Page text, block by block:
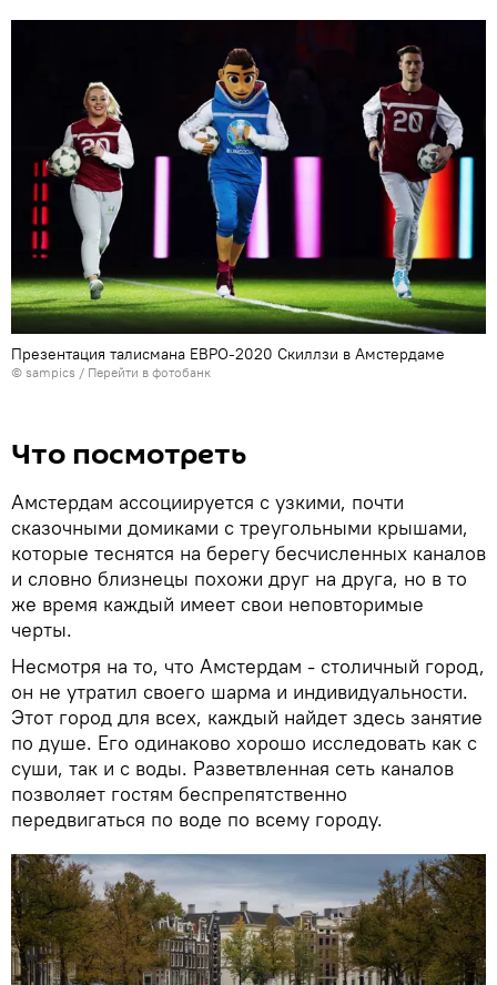
Презентация талисмана ЕВРО-2020 Скиллзи в Амстердаме
© sampics / Перейти в фотобанк
Что посмотреть
Амстердам ассоциируется с узкими, почти
сказочными домиками с треугольными крышами,
которые теснятся на берегу бесчисленных каналов
и словно близнецы похожи друг на друга, но в то
же время каждый имеет свои неповторимые
черты.
Несмотря на то, что Амстердам - столичный город,
он не утратил своего шарма и индивидуальности.
Этот город для всех, каждый найдет здесь занятие
по душе. Его одинаково хорошо исследовать как с
суши, так и с воды. Разветвленная сеть каналов
позволяет гостям беспрепятственно
передвигаться по воде по всему городу.